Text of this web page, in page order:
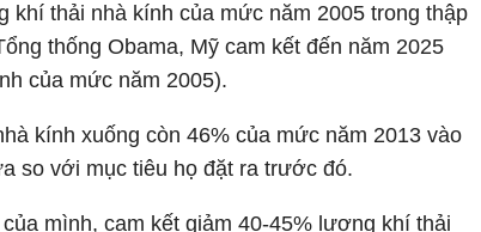
khí thải nhà kính của mức năm 2005 trong thập
thống Obama, Mỹ cam kết đến năm 2025
của mức năm 2005).
kính xuống còn 46% của mức năm 2013 vào
so với mục tiêu họ đặt ra trước đó.
mình, cam kết giảm 40-45% lượng khí thải